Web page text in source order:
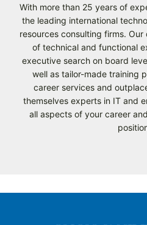
With more than 25 years of
the leading international
resources consulting firms.
of technical and functional
executive search on board
well as tailor-made training
career services and
themselves experts in IT and
all aspects of your career